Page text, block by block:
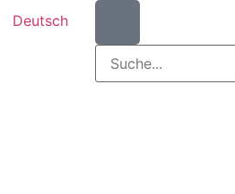
Deutsch